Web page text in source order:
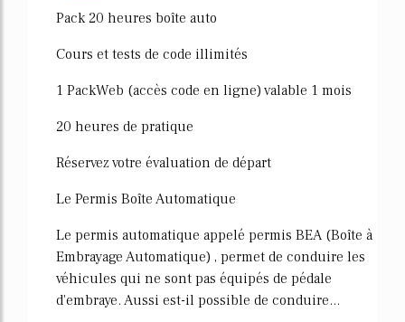
Pack 20 heures boîte auto
Cours et tests de code illimités
1 PackWeb (accès code en ligne) valable 1 mois
20 heures de pratique
Réservez votre évaluation de départ
Le Permis Boîte Automatique
Le permis automatique appelé permis BEA (Boîte à
Embrayage Automatique) , permet de conduire les
véhicules qui ne sont pas équipés de pédale
d'embraye. Aussi est-il possible de conduire...